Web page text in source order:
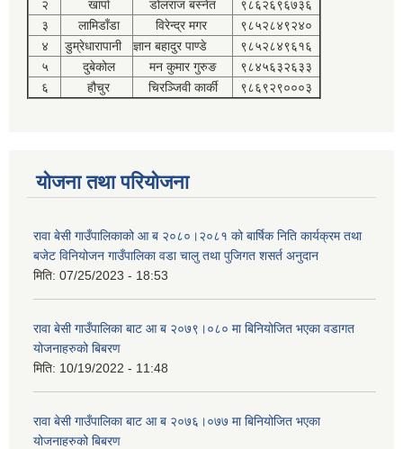
२ खार्पा डोलराज बस्नेत
९८६२६९६७३६
३
लामिडाँडा विरेन्द्र मगर
९८५२८४९२४०
४
डुम्रेधारापानी ज्ञान बहादुर पाण्डे
९८५२८४९६१६
५
दुबेकोल मन कुमार गुरुङ
९८४५६३२६३३
६
हौचुर चिरञ्जिवी कार्की ९८६९२९०००३
योजना तथा परियोजना
रावा बेसी गाउँपालिकाको आ ब २०८०।२०८१ को बार्षिक निति कार्यक्रम तथा
बजेट विनियोजन गाउँपालिका वडा चालु तथा पुजिगत शसर्त अनुदान
मिति: 07/25/2023 - 18:53
रावा बेसी गाउँपालिका बाट आ ब २०७९।०८० मा बिनियोजित भएका वडागत
योजनाहरुको बिबरण
मिति: 10/19/2022 - 11:48
रावा बेसी गाउँपालिका बाट आ ब २०७६।०७७ मा बिनियोजित भएका
योजनाहरुको बिबरण